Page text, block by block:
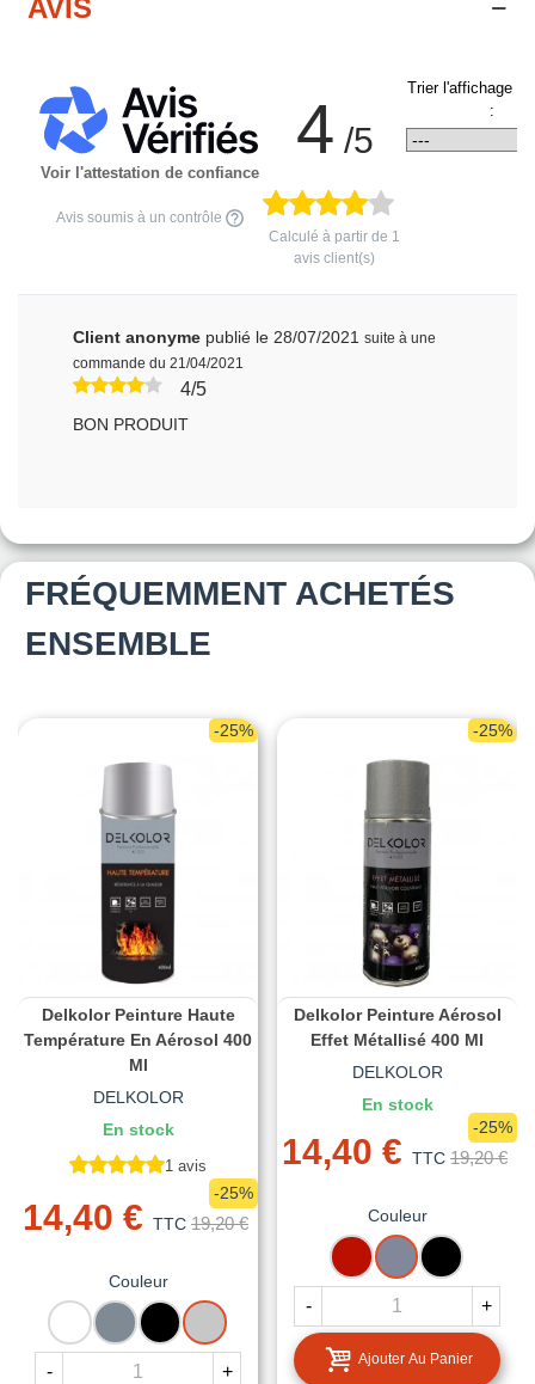
AVIS
Voir l'attestation de confiance
Avis soumis à un contrôle
4 /5
Calculé à partir de 1
avis client(s)
Trier l'affichage
:
Client anonyme publié le 28/07/2021 suite à une
commande du 21/04/2021
4/5
BON PRODUIT
FRÉQUEMMENT ACHETÉS
ENSEMBLE
-25%
Delkolor Peinture Haute
Température En Aérosol 400
Ml
DELKOLOR
En stock
1 avis
14,40 € TTC 19,20 €
-25%
Couleur
BLANC GRIS NOIR ALUMINIUM
- +
-25%
Delkolor Peinture Aérosol
Effet Métallisé 400 Ml
DELKOLOR
En stock
14,40 € TTC 19,20 €
-25%
Couleur
ROUGEARGENTNOIR
- +
Ajouter Au Panier